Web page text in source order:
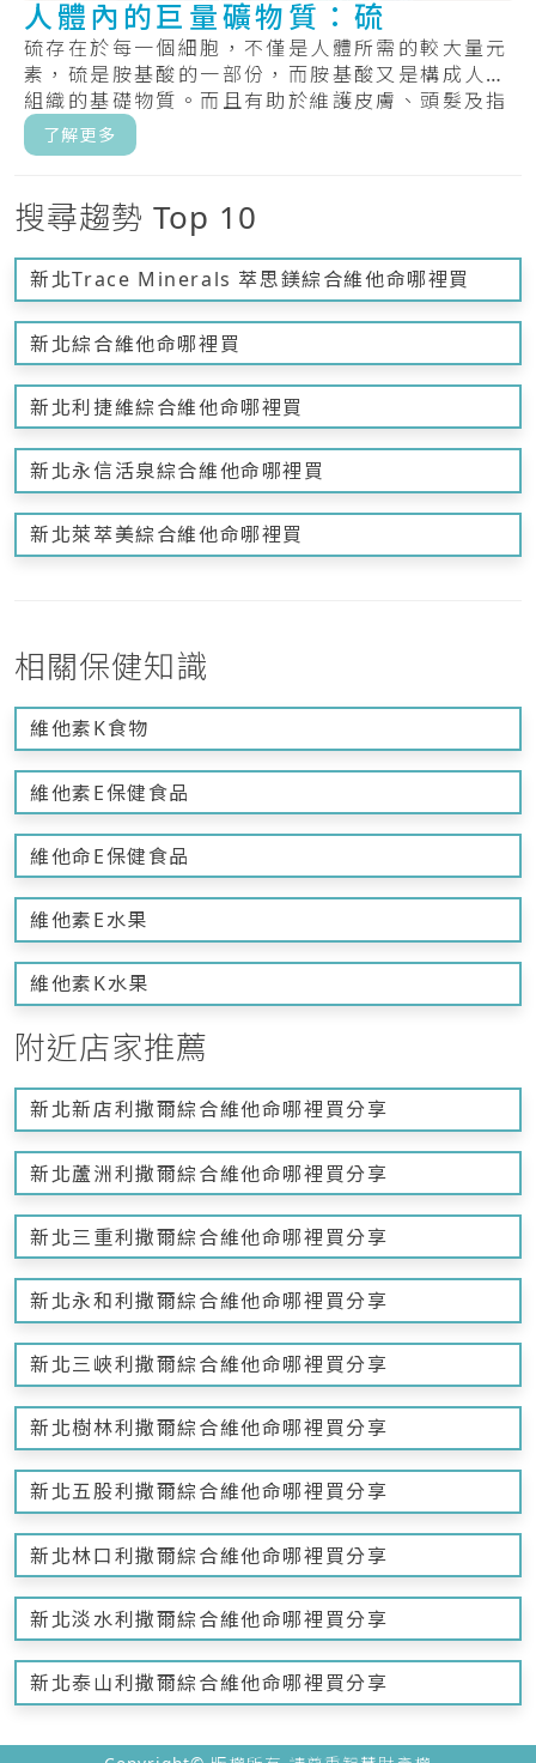
人體內的巨量礦物質：硫
硫存在於每一個細胞，不僅是人體所需的較大量元
素，硫是胺基酸的一部份，而胺基酸又是構成人體
組織的基礎物質。而且有助於維護皮膚、頭髮及指
甲的.....
了解更多
搜尋趨勢 Top 10
新北Trace Minerals 萃思鎂綜合維他命哪裡買
新北綜合維他命哪裡買
新北利捷維綜合維他命哪裡買
新北永信活泉綜合維他命哪裡買
新北萊萃美綜合維他命哪裡買
相關保健知識
維他素K食物
維他素E保健食品
維他命E保健食品
維他素E水果
維他素K水果
附近店家推薦
新北新店利撒爾綜合維他命哪裡買分享
新北蘆洲利撒爾綜合維他命哪裡買分享
新北三重利撒爾綜合維他命哪裡買分享
新北永和利撒爾綜合維他命哪裡買分享
新北三峽利撒爾綜合維他命哪裡買分享
新北樹林利撒爾綜合維他命哪裡買分享
新北五股利撒爾綜合維他命哪裡買分享
新北林口利撒爾綜合維他命哪裡買分享
新北淡水利撒爾綜合維他命哪裡買分享
新北泰山利撒爾綜合維他命哪裡買分享